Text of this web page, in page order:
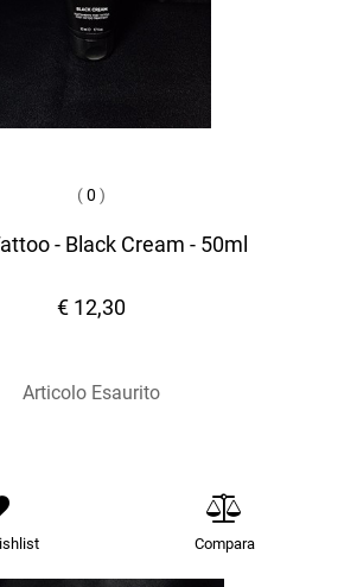
(0 )
- Black Cream - 50ml
€ 12,30
Articolo Esaurito
Compara